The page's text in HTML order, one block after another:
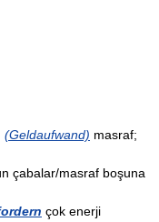
(Geldaufwand) masraf;
çabalar/masraf boşuna
çok enerji